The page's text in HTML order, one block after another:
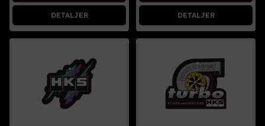
DETALJER DETALJER